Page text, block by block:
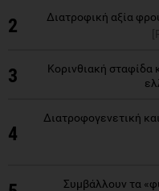
2
Διατροφική αξία
3
Κορινθιακή σταφίδα
4
Διατροφογενετική
Συμβάλλουν τα